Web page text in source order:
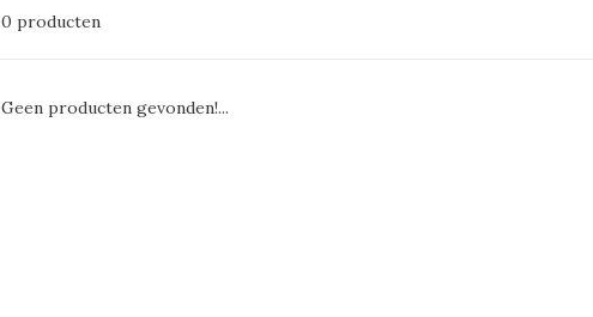
0 producten
Geen producten gevonden!...